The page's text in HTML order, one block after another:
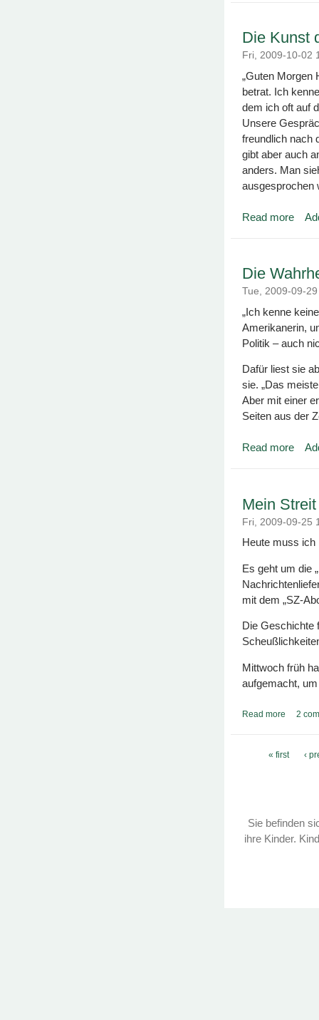
Die Kunst
Fri, 2009-10-
„Guten Morgen
betrat. Ich
dem ich oft auf
Unsere
freundlich nach
gibt aber auch
anders. Man
ausgesprochen
Read more
Die
Tue, 2009-09-
„Ich kenne
Amerikanerin,
Politik – auch
Dafür liest sie
sie. „Das
Aber mit einer
Seiten aus der
Read more
Mein
Fri, 2009-09-
Heute muss ich
Es geht um die
mit dem „SZ-
Die Geschichte
Mittwoch früh
aufgemacht,
Read more about
2
Pages
« first ‹
Sie befinden
ihre Kinder.